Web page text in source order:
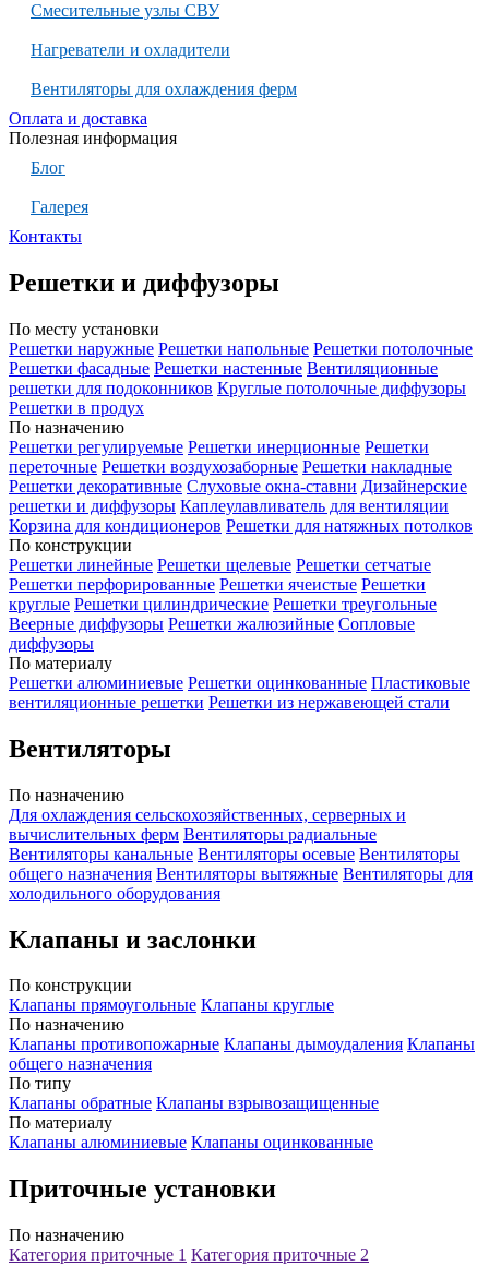
Смесительные узлы СВУ
Нагреватели и охладители
Вентиляторы для охлаждения ферм
Оплата и доставка
Полезная информация
Блог
Галерея
Контакты
Решетки и диффузоры
По месту установки
Решетки наружные Решетки напольные Решетки потолочные
Решетки фасадные Решетки настенные Вентиляционные
решетки для подоконников Круглые потолочные диффузоры
Решетки в продух
По назначению
Решетки регулируемые Решетки инерционные Решетки
переточные Решетки воздухозаборные Решетки накладные
Решетки декоративные Слуховые окна-ставни Дизайнерские
решетки и диффузоры Каплеулавливатель для вентиляции
Корзина для кондиционеров Решетки для натяжных потолков
По конструкции
Решетки линейные Решетки щелевые Решетки сетчатые
Решетки перфорированные Решетки ячеистые Решетки
круглые Решетки цилиндрические Решетки треугольные
Веерные диффузоры Решетки жалюзийные Сопловые
диффузоры
По материалу
Решетки алюминиевые Решетки оцинкованные Пластиковые
вентиляционные решетки Решетки из нержавеющей стали
Вентиляторы
По назначению
Для охлаждения сельскохозяйственных, серверных и
вычислительных ферм Вентиляторы радиальные
Вентиляторы канальные Вентиляторы осевые Вентиляторы
общего назначения Вентиляторы вытяжные Вентиляторы для
холодильного оборудования
Клапаны и заслонки
По конструкции
Клапаны прямоугольные Клапаны круглые
По назначению
Клапаны противопожарные Клапаны дымоудаления Клапаны
общего назначения
По типу
Клапаны обратные Клапаны взрывозащищенные
По материалу
Клапаны алюминиевые Клапаны оцинкованные
Приточные установки
По назначению
Категория приточные 1 Категория приточные 2